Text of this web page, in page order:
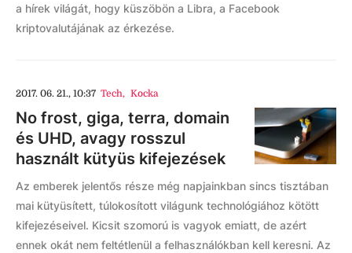
a hírek világát, hogy küszöbön a Libra, a Facebook
kriptovalutájának az érkezése.
2017. 06. 21., 10:37 Tech, Kocka
No frost, giga, terra, domain
és UHD, avagy rosszul
használt kütyüs kifejezések
Az emberek jelentős része még napjainkban sincs tisztában
mai kütyüsített, túlokosított világunk technológiához kötött
kifejezéseivel. Kicsit szomorú is vagyok emiatt, de azért
ennek okát nem feltétlenül a felhasználókban kell keresni. Az